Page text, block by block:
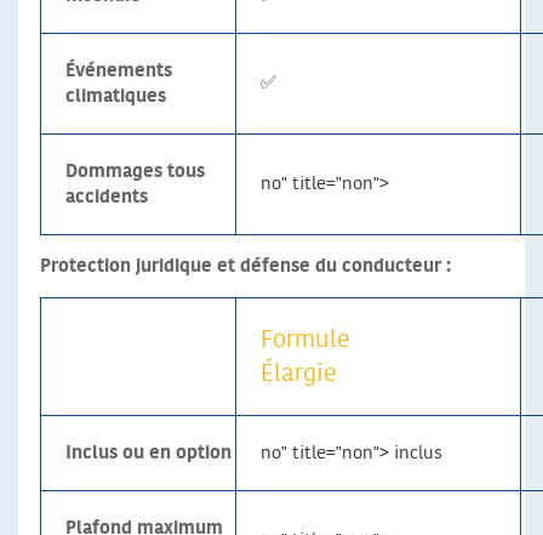
Événements
climatiques
✅
Dommages tous
accidents
no" title="non">
Protection juridique et défense du conducteur :
Formule
Élargie
Inclus ou en option no" title="non"> inclus
Plafond maximum